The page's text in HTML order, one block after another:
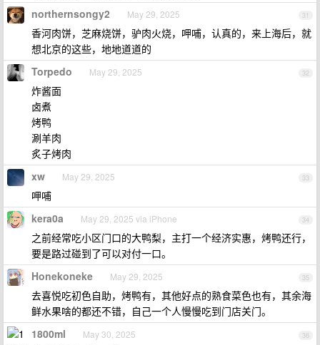
31
northernsongy2 May 29, 2025
香河肉饼，芝麻烧饼，驴肉火烧，呷哺，认真的，来上海后，就
想北京的这些，地地道道的
32
Torpedo May 29, 2025
炸酱面
卤煮
烤鸭
涮羊肉
炙子烤肉
33
xw May 29, 2025
呷哺
34
kera0a May 29, 2025 via iPhone
之前经常吃小区门口的大鸭梨，主打一个经济实惠，烤鸭还行，
要是路过碰到了可以对付一口。
35
Honekoneke May 29, 2025
去喜悦吃初色自助，烤鸭有，其他好点的熟食菜色也有，其余海
鲜水果啥的都还不错，自己一个人慢慢吃到门店关门。
36
1800ml May 30, 2025